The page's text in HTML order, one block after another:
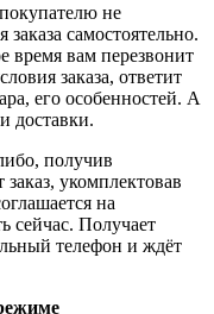
не
самостоятельно.
время вам перезвонит
заказа, ответит
его особенностей. А
доставки.
получив
укомплектовав
на
сейчас. Получает
телефон и ждёт